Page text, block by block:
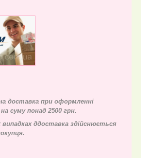
доставка при оформленні
суму понад 2500 грн.
випадках ддоставка здійснюється